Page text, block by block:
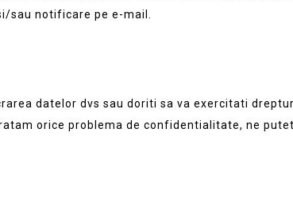
sau notificare pe e-mail.
datelor dvs sau doriti sa va exercitati
orice problema de confidentialitate, ne